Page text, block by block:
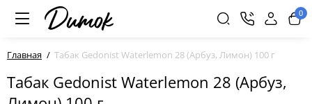
0
Главная Табак Gedonist Waterlemon 28 (Арбуз, Лимон) 100 г
Табак Gedonist Waterlemon 28 (Арбуз,